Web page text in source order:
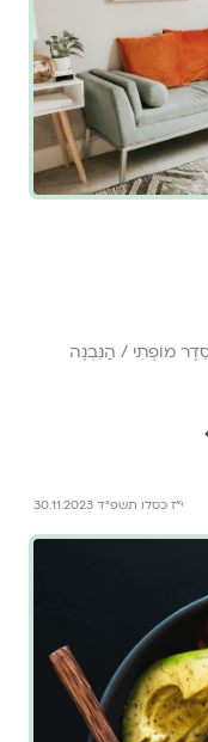
מוֹפְתִי / הַנִּבְנֶה
י״ז כסלו תשפ״ד 30.11.2023